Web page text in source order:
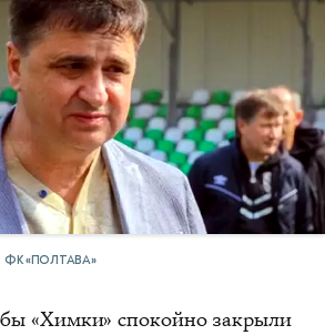
ФК «ПОЛТАВА»
«Химки» спокойно закрыли